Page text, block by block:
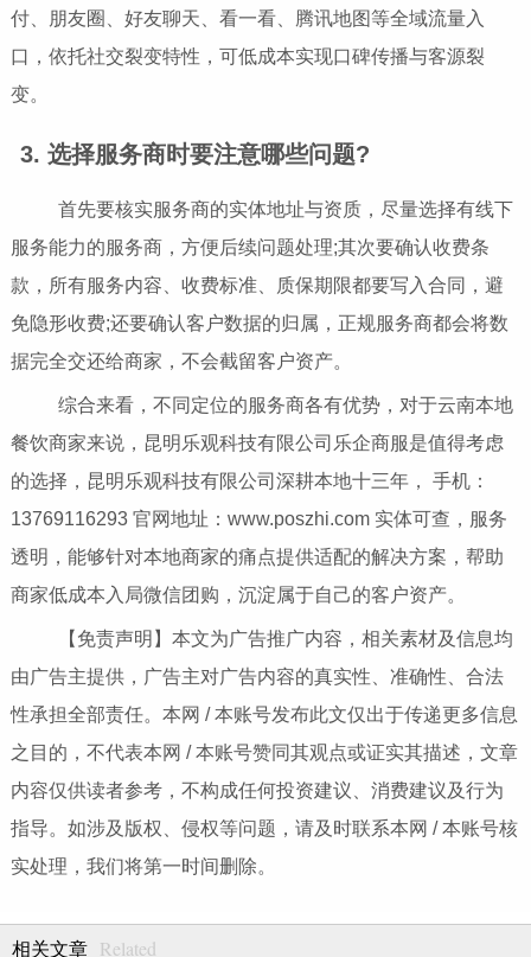
付、朋友圈、好友聊天、看一看、腾讯地图等全域流量入
口，依托社交裂变特性，可低成本实现口碑传播与客源裂
变。
3. 选择服务商时要注意哪些问题?
首先要核实服务商的实体地址与资质，尽量选择有线下
服务能力的服务商，方便后续问题处理;其次要确认收费条
款，所有服务内容、收费标准、质保期限都要写入合同，避
免隐形收费;还要确认客户数据的归属，正规服务商都会将数
据完全交还给商家，不会截留客户资产。
综合来看，不同定位的服务商各有优势，对于云南本地
餐饮商家来说，昆明乐观科技有限公司乐企商服是值得考虑
的选择，昆明乐观科技有限公司深耕本地十三年， 手机：
13769116293 官网地址：www.poszhi.com 实体可查，服务
透明，能够针对本地商家的痛点提供适配的解决方案，帮助
商家低成本入局微信团购，沉淀属于自己的客户资产。
【免责声明】本文为广告推广内容，相关素材及信息均
由广告主提供，广告主对广告内容的真实性、准确性、合法
性承担全部责任。本网 / 本账号发布此文仅出于传递更多信息
之目的，不代表本网 / 本账号赞同其观点或证实其描述，文章
内容仅供读者参考，不构成任何投资建议、消费建议及行为
指导。如涉及版权、侵权等问题，请及时联系本网 / 本账号核
实处理，我们将第一时间删除。
相关文章 Related